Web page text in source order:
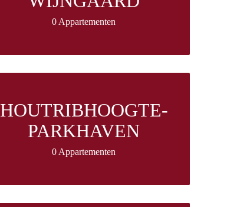
0 Appartementen
HOUTRIBHOOGTE-
PARKHAVEN
0 Appartementen